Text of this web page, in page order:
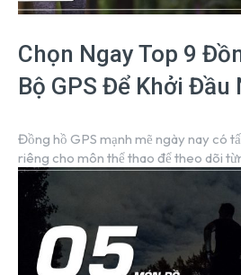
Chọn Ngay Top 9
Bộ GPS Để Khởi Đầu
Đồng hồ GPS mạnh mẽ ngày nay có
riêng cho môn thể thao để theo dõi